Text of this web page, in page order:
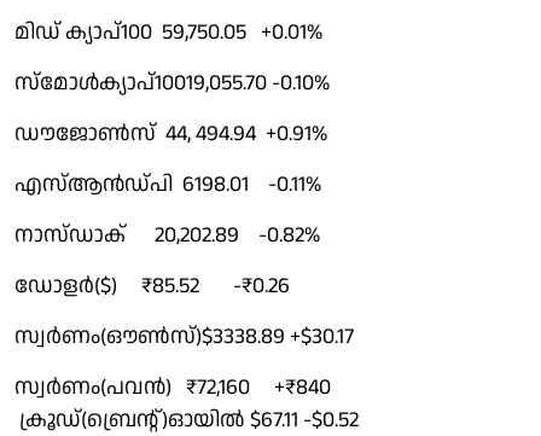
മിഡ് ക്യാപ്100 59,750.05 +0.01%
സ്മോൾക്യാപ്10019,055.70 -0.10%
ഡൗജോൺസ് 44, 494.94 +0.91%
എസ്ആൻഡ്പി 6198.01 -0.11%
നാസ്ഡാക് 20,202.89 -0.82%
ഡോളർ($) ₹85.52 -₹0.26
സ്വർണം(ഔൺസ്)$3338.89 +$30.17
സ്വർണം(പവൻ) ₹72,160 +₹840
ക്രൂഡ്(ബ്രെൻ്റ്)ഓയിൽ $67.11 -$0.52